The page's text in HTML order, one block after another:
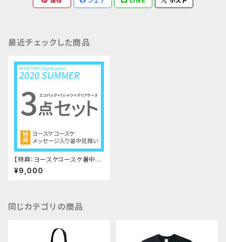
最近チェックした商品
【特典：ヨースケコースケ暑中見
舞い】3点セット（エコバッグ＋T
シャツ＋クリアケース）
¥9,000
同じカテゴリの商品